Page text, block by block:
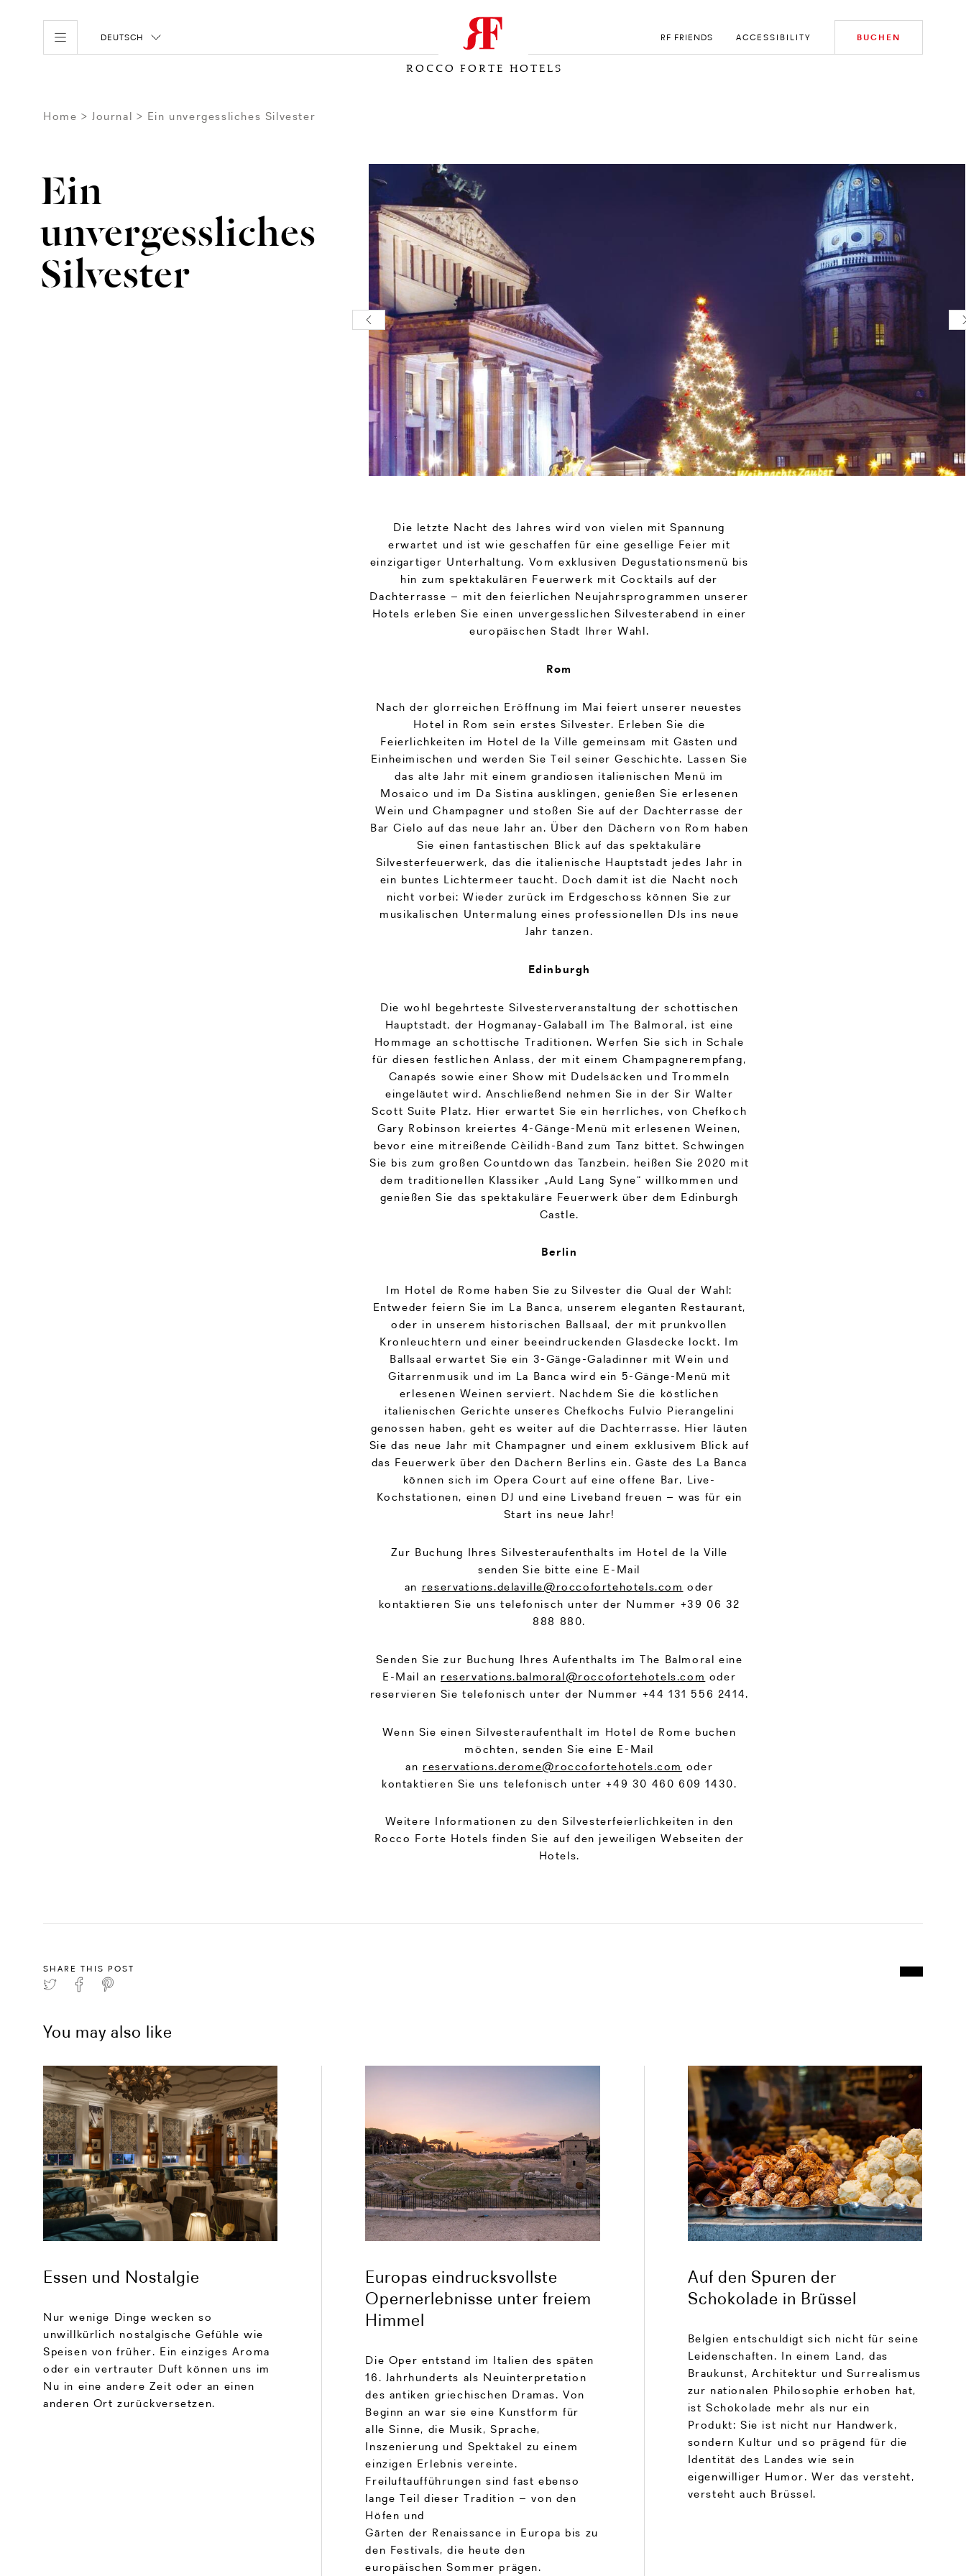
DEUTSCH
ROCCO FORTE HOTELS
RF FRIENDS ACCESSIBILITY BUCHEN
Home Journal Ein unvergessliches Silvester
Ein
unvergessliches
Silvester
Die letzte Nacht des Jahres wird von vielen mit Spannung
erwartet und ist wie geschaffen für eine gesellige Feier mit
einzigartiger Unterhaltung. Vom exklusiven Degustationsmenü bis
hin zum spektakulären Feuerwerk mit Cocktails auf der
Dachterrasse – mit den feierlichen Neujahrsprogrammen unserer
Hotels erleben Sie einen unvergesslichen Silvesterabend in einer
europäischen Stadt Ihrer Wahl.
Rom
Nach der glorreichen Eröffnung im Mai feiert unserer neuestes
Hotel in Rom sein erstes Silvester. Erleben Sie die
Feierlichkeiten im Hotel de la Ville gemeinsam mit Gästen und
Einheimischen und werden Sie Teil seiner Geschichte. Lassen Sie
das alte Jahr mit einem grandiosen italienischen Menü im
Mosaico und im Da Sistina ausklingen, genießen Sie erlesenen
Wein und Champagner und stoßen Sie auf der Dachterrasse der
Bar Cielo auf das neue Jahr an. Über den Dächern von Rom haben
Sie einen fantastischen Blick auf das spektakuläre
Silvesterfeuerwerk, das die italienische Hauptstadt jedes Jahr in
ein buntes Lichtermeer taucht. Doch damit ist die Nacht noch
nicht vorbei: Wieder zurück im Erdgeschoss können Sie zur
musikalischen Untermalung eines professionellen DJs ins neue
Jahr tanzen.
Edinburgh
Die wohl begehrteste Silvesterveranstaltung der schottischen
Hauptstadt, der Hogmanay-Galaball im The Balmoral, ist eine
Hommage an schottische Traditionen. Werfen Sie sich in Schale
für diesen festlichen Anlass, der mit einem Champagnerempfang,
Canapés sowie einer Show mit Dudelsäcken und Trommeln
eingeläutet wird. Anschließend nehmen Sie in der Sir Walter
Scott Suite Platz. Hier erwartet Sie ein herrliches, von Chefkoch
Gary Robinson kreiertes 4-Gänge-Menü mit erlesenen Weinen,
bevor eine mitreißende Cèilidh-Band zum Tanz bittet. Schwingen
Sie bis zum großen Countdown das Tanzbein, heißen Sie 2020 mit
dem traditionellen Klassiker „Auld Lang Syne“ willkommen und
genießen Sie das spektakuläre Feuerwerk über dem Edinburgh
Castle.
Berlin
Im Hotel de Rome haben Sie zu Silvester die Qual der Wahl:
Entweder feiern Sie im La Banca, unserem eleganten Restaurant,
oder in unserem historischen Ballsaal, der mit prunkvollen
Kronleuchtern und einer beeindruckenden Glasdecke lockt. Im
Ballsaal erwartet Sie ein 3-Gänge-Galadinner mit Wein und
Gitarrenmusik und im La Banca wird ein 5-Gänge-Menü mit
erlesenen Weinen serviert. Nachdem Sie die köstlichen
italienischen Gerichte unseres Chefkochs Fulvio Pierangelini
genossen haben, geht es weiter auf die Dachterrasse. Hier läuten
Sie das neue Jahr mit Champagner und einem exklusivem Blick auf
das Feuerwerk über den Dächern Berlins ein. Gäste des La Banca
können sich im Opera Court auf eine offene Bar, Live-
Kochstationen, einen DJ und eine Liveband freuen – was für ein
Start ins neue Jahr!
Zur Buchung Ihres Silvesteraufenthalts im Hotel de la Ville
senden Sie bitte eine E-Mail
an reservations.delaville@roccofortehotels.com oder
kontaktieren Sie uns telefonisch unter der Nummer +39 06 32
888 880.
Senden Sie zur Buchung Ihres Aufenthalts im The Balmoral eine
E-Mail an reservations.balmoral@roccofortehotels.com oder
reservieren Sie telefonisch unter der Nummer +44 131 556 2414.
Wenn Sie einen Silvesteraufenthalt im Hotel de Rome buchen
möchten, senden Sie eine E-Mail
an reservations.derome@roccofortehotels.com oder
kontaktieren Sie uns telefonisch unter +49 30 460 609 1430.
Weitere Informationen zu den Silvesterfeierlichkeiten in den
Rocco Forte Hotels finden Sie auf den jeweiligen Webseiten der
Hotels.
SHARE THIS POST
You may also like
Essen und Nostalgie
Nur wenige Dinge wecken so
unwillkürlich nostalgische Gefühle wie
Speisen von früher. Ein einziges Aroma
oder ein vertrauter Duft können uns im
Nu in eine andere Zeit oder an einen
anderen Ort zurückversetzen.
Europas eindrucksvollste
Opernerlebnisse unter freiem
Himmel
Die Oper entstand im Italien des späten
16. Jahrhunderts als Neuinterpretation
des antiken griechischen Dramas. Von
Beginn an war sie eine Kunstform für
alle Sinne, die Musik, Sprache,
Inszenierung und Spektakel zu einem
einzigen Erlebnis vereinte.
Freiluftaufführungen sind fast ebenso
lange Teil dieser Tradition – von den
Höfen und
Gärten der Renaissance in Europa bis zu
den Festivals, die heute den
europäischen Sommer prägen.
Auf den Spuren der
Schokolade in Brüssel
Belgien entschuldigt sich nicht für seine
Leidenschaften. In einem Land, das
Braukunst, Architektur und Surrealismus
zur nationalen Philosophie erhoben hat,
ist Schokolade mehr als nur ein
Produkt: Sie ist nicht nur Handwerk,
sondern Kultur und so prägend für die
Identität des Landes wie sein
eigenwilliger Humor. Wer das versteht,
versteht auch Brüssel.